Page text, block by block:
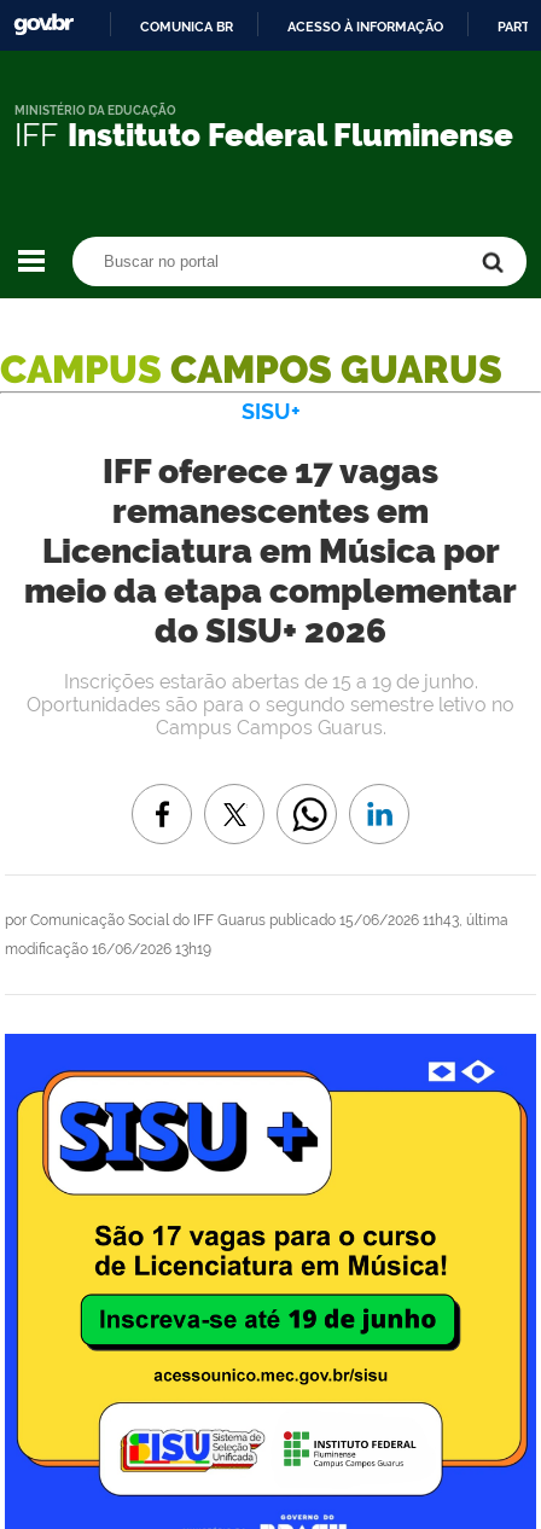
CONTEÚDO
COMUNICA BR ACESSO À INFORMAÇÃO
IFF Instituto Federal Fluminense
MINISTÉRIO DA EDUCAÇÃO
CAMPUS CAMPOS GUARUS
SISU+
IFF oferece 17 vagas
remanescentes em
Licenciatura em Música por
meio da etapa complementar
do SISU+ 2026
por Comunicação Social do IFF Guarus publicado 15/06/2026 11h43, última
modificação 16/06/2026 13h19
Inscrições estarão abertas de 15 a 19 de junho.
Oportunidades são para o segundo semestre letivo no
Campus Campos Guarus.